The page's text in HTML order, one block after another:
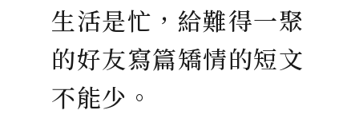
生活是忙，給難得一聚
的好友寫篇矯情的短文
不能少。